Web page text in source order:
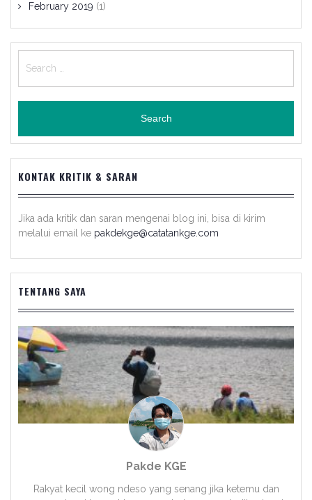
February 2019 (1)
for:
KONTAK KRITIK & SARAN
Jika ada kritik dan saran mengenai blog ini, bisa di kirim
melalui email ke pakdekge@catatankge.com
TENTANG SAYA
Pakde KGE
Rakyat kecil wong ndeso yang senang jika ketemu dan